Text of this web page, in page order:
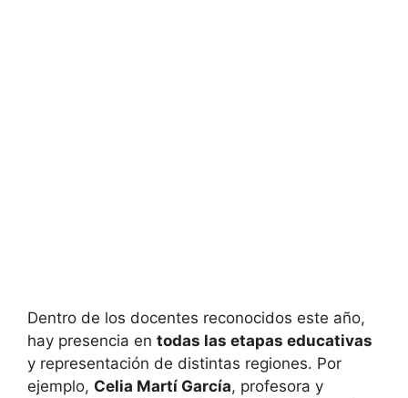
Dentro de los docentes reconocidos este año,
hay presencia en todas las etapas educativas
y representación de distintas regiones. Por
ejemplo, Celia Martí García, profesora y